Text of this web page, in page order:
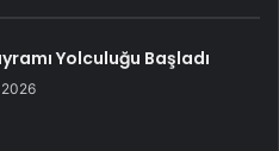
Yolculuğu Başladı